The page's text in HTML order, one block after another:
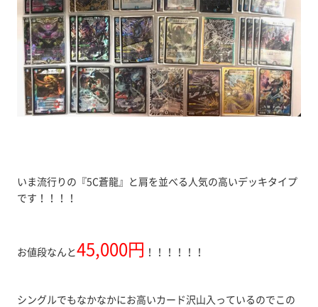
いま流行りの『5C蒼龍』と肩を並べる人気の高いデッキタイプ
です！！！！
お値段なんと45,000円 ！！！！！！
シングルでもなかなかにお高いカード沢山入っているのでこの